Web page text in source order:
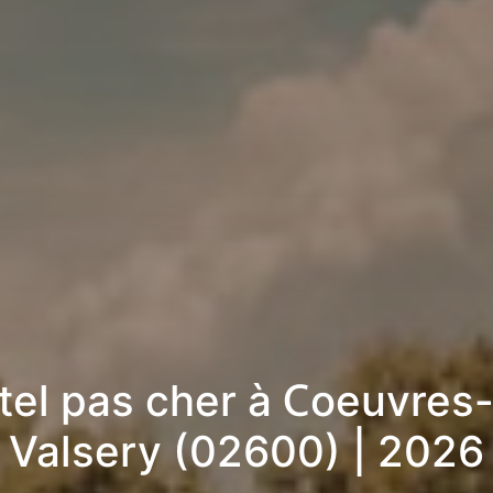
pas cher à
Valsery (02600) | 2026